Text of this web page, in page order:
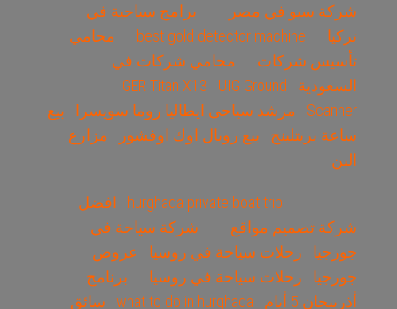
شركة سيو في مصر
برامج سياحية في
تركيا
best gold detector machine
محامي
تأسيس شركات
محامي شركات في
السعودية
GER Titan X13
UIG Ground
Scanner
مرشد سياحى ايطاليا روما سويسرا
بيع
ساعة بريتلينج
بيع رويال اوك اوفشور
مزارع
البن
hurghada private boat trip
افضل
شركة تصميم مواقع
شركة سياحة في
جورجيا
رحلات سياحة في روسيا
عروض
جورجيا
رحلات سياحة في روسيا
برنامج
أذربيجان 5 أيام
what to do in hurghada سائق